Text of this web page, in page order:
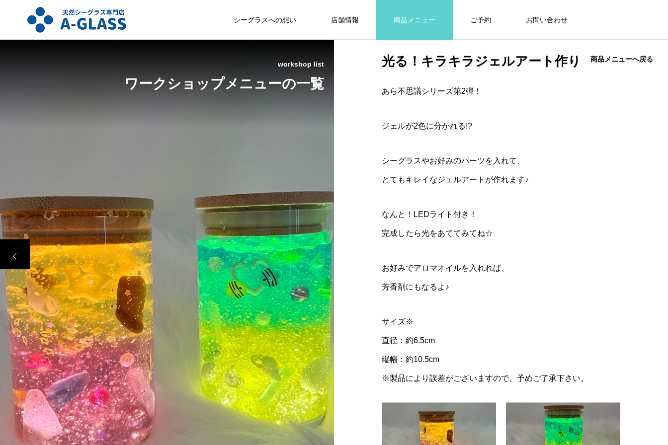
シーグラスへの想い 店舗情報 商品メニュー ご予約 お問い合わせ
workshop list
ワークショップメニューの一覧
光る！キラキラジェルアート作り
あら不思議シリーズ第2弾！
ジェルが2色に分かれる!?
シーグラスやお好みのパーツを入れて、
とてもキレイなジェルアートが作れます♪
なんと！LEDライト付き！
完成したら光をあててみてね☆
お好みでアロマオイルを入れれば、
芳香剤にもなるよ♪
サイズ※
直径：約6.5cm
縦幅：約10.5cm
※製品により誤差がございますので、予めご了承下さい。
商品メニューへ戻る